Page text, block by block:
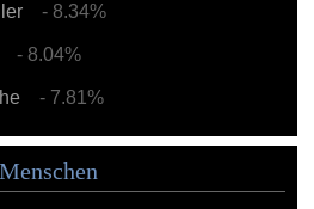
- 8.34%
- 8.04%
- 7.81%